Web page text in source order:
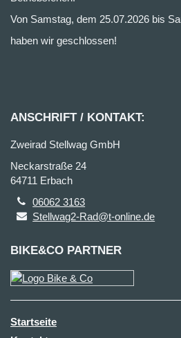
Von Samstag, dem 25.07.2026 bis
haben wir geschlossen!
ANSCHRIFT / KONTAKT:
Zweirad Stellwag GmbH
Neckarstraße 24
64711 Erbach
06062 3163
Stellwag2-Rad@t-online.de
BIKE&CO PARTNER
Startseite